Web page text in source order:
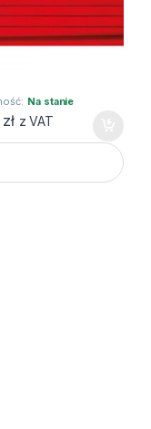
5szt HAPPY C
Na stanie
zł z VAT
MARSZCZONA